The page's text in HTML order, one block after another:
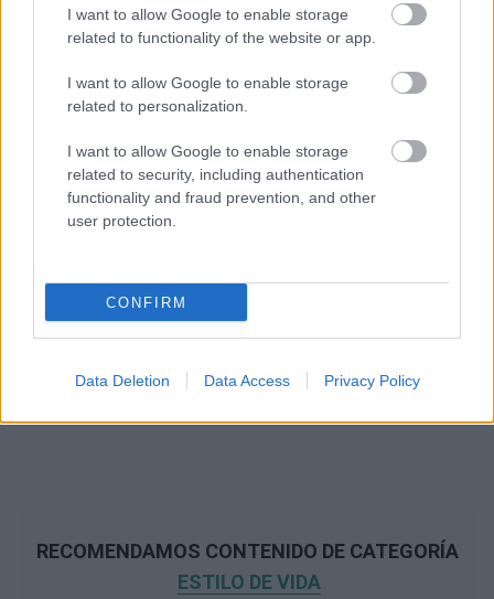
I want to allow Google to enable storage
related to functionality of the website or app.
I want to allow Google to enable storage
related to personalization.
I want to allow Google to enable storage
related to security, including authentication
functionality and fraud prevention, and other
user protection.
CONFIRM
Data Deletion Data Access Privacy Policy
RECOMENDAMOS CONTENIDO DE CATEGORÍA
ESTILO DE VIDA